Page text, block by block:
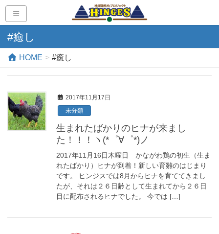
#癒し
HOME #癒し
2017年11月17日
未分類
生まれたばかりのヒナが来まし
た！！！ヽ(*゜∀゜*)ノ
2017年11月16日木曜日 かながわ鶏の初生（生ま
れたばかり）ヒナが到着！新しい育雛のはじまり
です。 ヒンジスでは8月からヒナを育ててきまし
たが、それは２６日齢として生まれてから２６日
目に配布されるヒナでした。 今では […]